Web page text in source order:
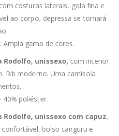
costuras laterais, gola fina e
ao corpo, depressa se tornará
Ampla gama de cores.
Rodolfo, unissexo, com interior
Rib moderno. Uma camisola
40% poliéster.
Rodolfo, unissexo com capuz,
bolso canguru e